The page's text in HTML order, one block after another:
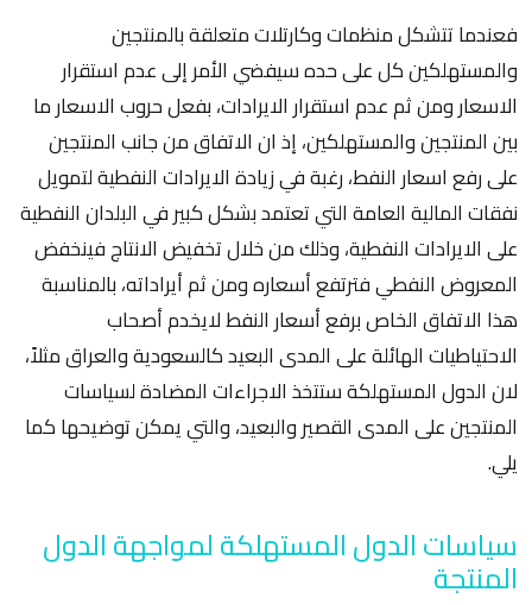
فعندما تتشكل منظمات وكارتلات متعلقة بالمنتجين
والمستهلكين كل على حده سيفضي الأمر إلى عدم استقرار
الاسعار ومن ثم عدم استقرار الايرادات، بفعل حروب الاسعار ما
بين المنتجين والمستهلكين، إذ ان الاتفاق من جانب المنتجين
على رفع اسعار النفط، رغبة في زيادة الايرادات النفطية لتمويل
نفقات المالية العامة التي تعتمد بشكل كبير في البلدان النفطية
على الايرادات النفطية، وذلك من خلال تخفيض الانتاج فينخفض
المعروض النفطي فترتفع أسعاره ومن ثم أيراداته، بالمناسبة
هذا الاتفاق الخاص برفع أسعار النفط لايخدم أصحاب
الاحتياطيات الهائلة على المدى البعيد كالسعودية والعراق مثلاً،
لان الدول المستهلكة ستتخذ الاجراءات المضادة لسياسات
المنتجين على المدى القصير والبعيد، والتي يمكن توضيحها كما
يلي.
سياسات الدول المستهلكة لمواجهة الدول
المنتجة